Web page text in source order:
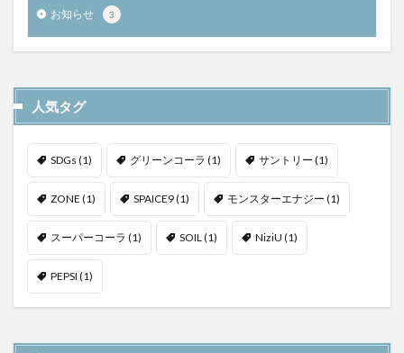
お知らせ 3
人気タグ
SDGs (1) グリーンコーラ (1) サントリー (1)
ZONE (1) SPAICE9(1) モンスターエナジー (1)
スーパーコーラ (1) SOIL (1) NiziU (1)
PEPSI (1)